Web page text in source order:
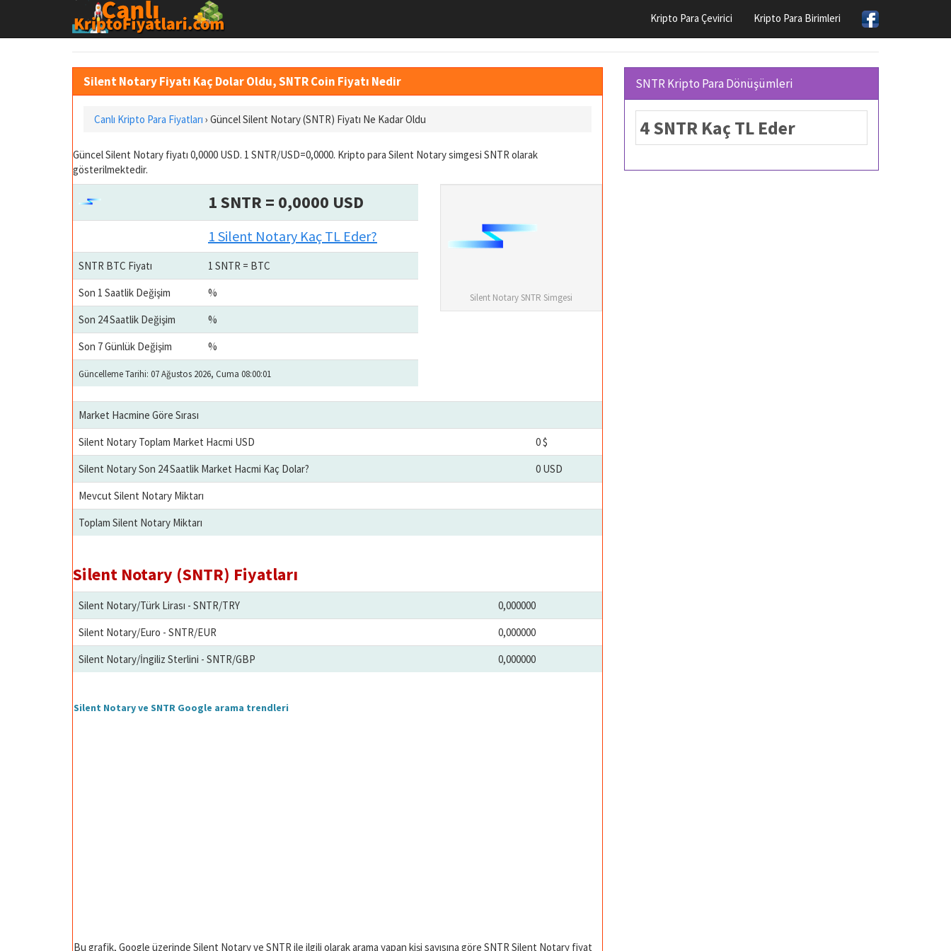
Kripto Para Çevirici Kripto Para Birimleri
Silent Notary Fiyatı Kaç Dolar Oldu, SNTR Coin Fiyatı Nedir
Canlı Kripto Para Fiyatları › Güncel Silent Notary (SNTR) Fiyatı Ne Kadar Oldu
Güncel Silent Notary fiyatı 0,0000 USD. 1 SNTR/USD=0,0000. Kripto para Silent Notary simgesi SNTR olarak
gösterilmektedir.
1 SNTR = 0,0000 USD
1 Silent Notary Kaç TL Eder?
SNTR BTC Fiyatı
1 SNTR = BTC
Son 1 Saatlik Değişim
%
Son 24 Saatlik Değişim
%
Son 7 Günlük Değişim
%
Güncelleme Tarihi: 07 Ağustos 2026, Cuma 08:00:01
Silent Notary SNTR Simgesi
Market Hacmine Göre Sırası
Silent Notary Toplam Market Hacmi USD
0 $
Silent Notary Son 24 Saatlik Market Hacmi Kaç Dolar?
0 USD
Mevcut Silent Notary Miktarı
Toplam Silent Notary Miktarı
Silent Notary (SNTR) Fiyatları
Silent Notary/Türk Lirası - SNTR/TRY
0,000000
Silent Notary/Euro - SNTR/EUR
0,000000
Silent Notary/İngiliz Sterlini - SNTR/GBP
0,000000
Silent Notary ve SNTR Google arama trendleri
Bu grafik, Google üzerinde Silent Notary ve SNTR ile ilgili olarak arama yapan kişi sayısına göre SNTR Silent Notary fiyat
SNTR Kripto Para Dönüşümleri
4 SNTR Kaç TL Eder